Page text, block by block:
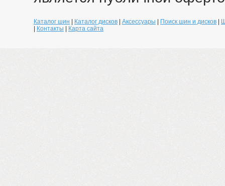
Каталог шин Каталог дисков Аксессуары Поиск шин и дисков
Контакты Карта сайта